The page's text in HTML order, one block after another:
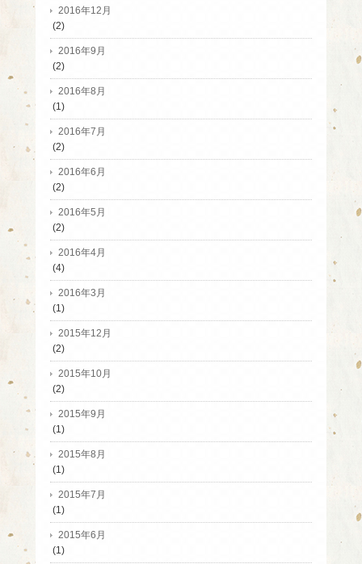
2016年12月
(2)
2016年9月
(2)
2016年8月
(1)
2016年7月
(2)
2016年6月
(2)
2016年5月
(2)
2016年4月
(4)
2016年3月
(1)
2015年12月
(2)
2015年10月
(2)
2015年9月
(1)
2015年8月
(1)
2015年7月
(1)
2015年6月
(1)